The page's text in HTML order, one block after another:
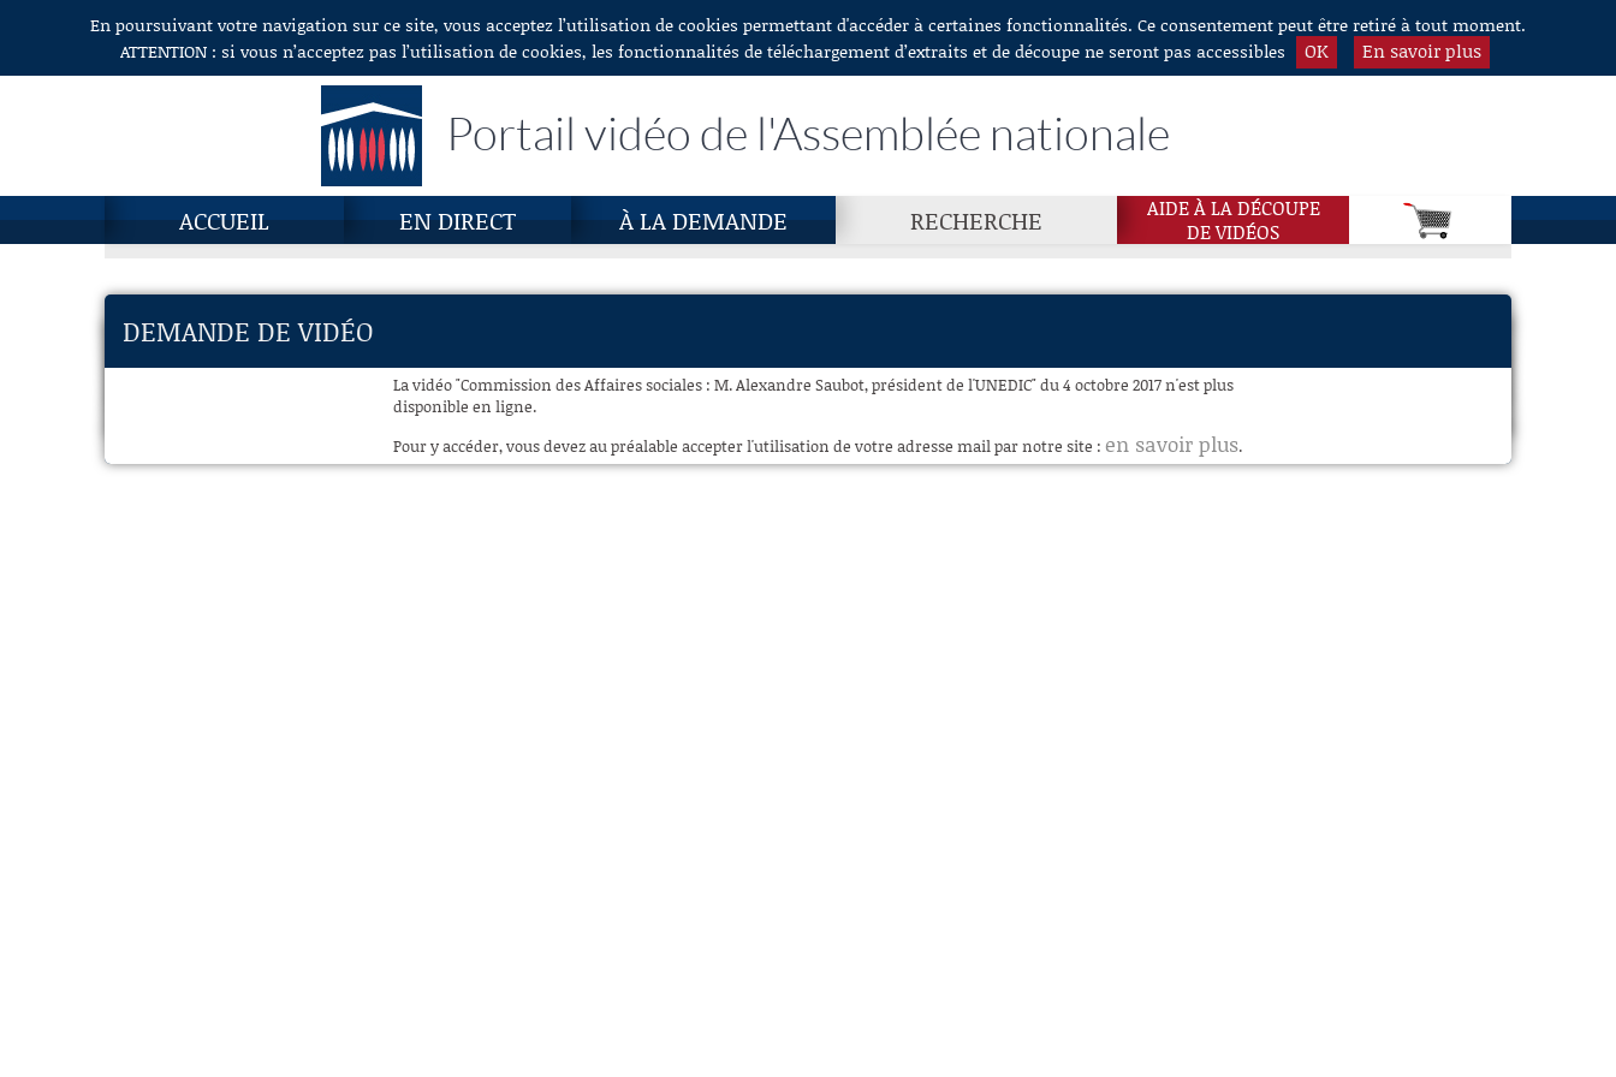
Aller au contenuEn poursuivant votre navigation sur ce site, vous acceptez l’utilisation de cookies permettant d'accéder à certaines fonctionnalités. Ce consentement peut être retiré à tout moment.
ATTENTION : si vous n’acceptez pas l’utilisation de cookies, les fonctionnalités de téléchargement d’extraits et de découpe ne seront pas accessibles
OK En savoir plus
Portail vidéo de l'Assemblée nationale
ACCUEIL EN DIRECT À LA DEMANDE RECHERCHE
AIDE À LA DÉCOUPE
DE VIDÉOS
DEMANDE DE VIDÉO
La vidéo "Commission des Affaires sociales : M. Alexandre Saubot, président de l'UNEDIC" du 4 octobre 2017 n'est plus
disponible en ligne.
Pour y accéder, vous devez au préalable accepter l'utilisation de votre adresse mail par notre site : en savoir plus.